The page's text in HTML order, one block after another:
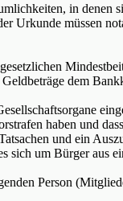
in denen
Urkunde müssen
dem
haben und
und ein
sich um Bürger aus
Person